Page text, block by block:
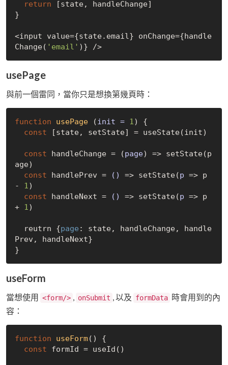
return [state, handleChange]
}
<input value={state.email} onChange={handle
Change( 'email' )} />
usePage
與前一個雷同，當你只是想換第幾頁時：
function usePage (init = 1) {
const [state, setState] = useState(init)
const handleChange = (page) => setState(p
age)
const handlePrev = () => setState(p => p
- 1)
const handleNext = () => setState(p => p
+ 1)
  reutrn {
page : state, handleChange, handle
Prev, handleNext}
useForm
當想使用 <form/> , onSubmit , 以及 formData 時會用到的內
容：
function useForm( ) {
const formId = useId()